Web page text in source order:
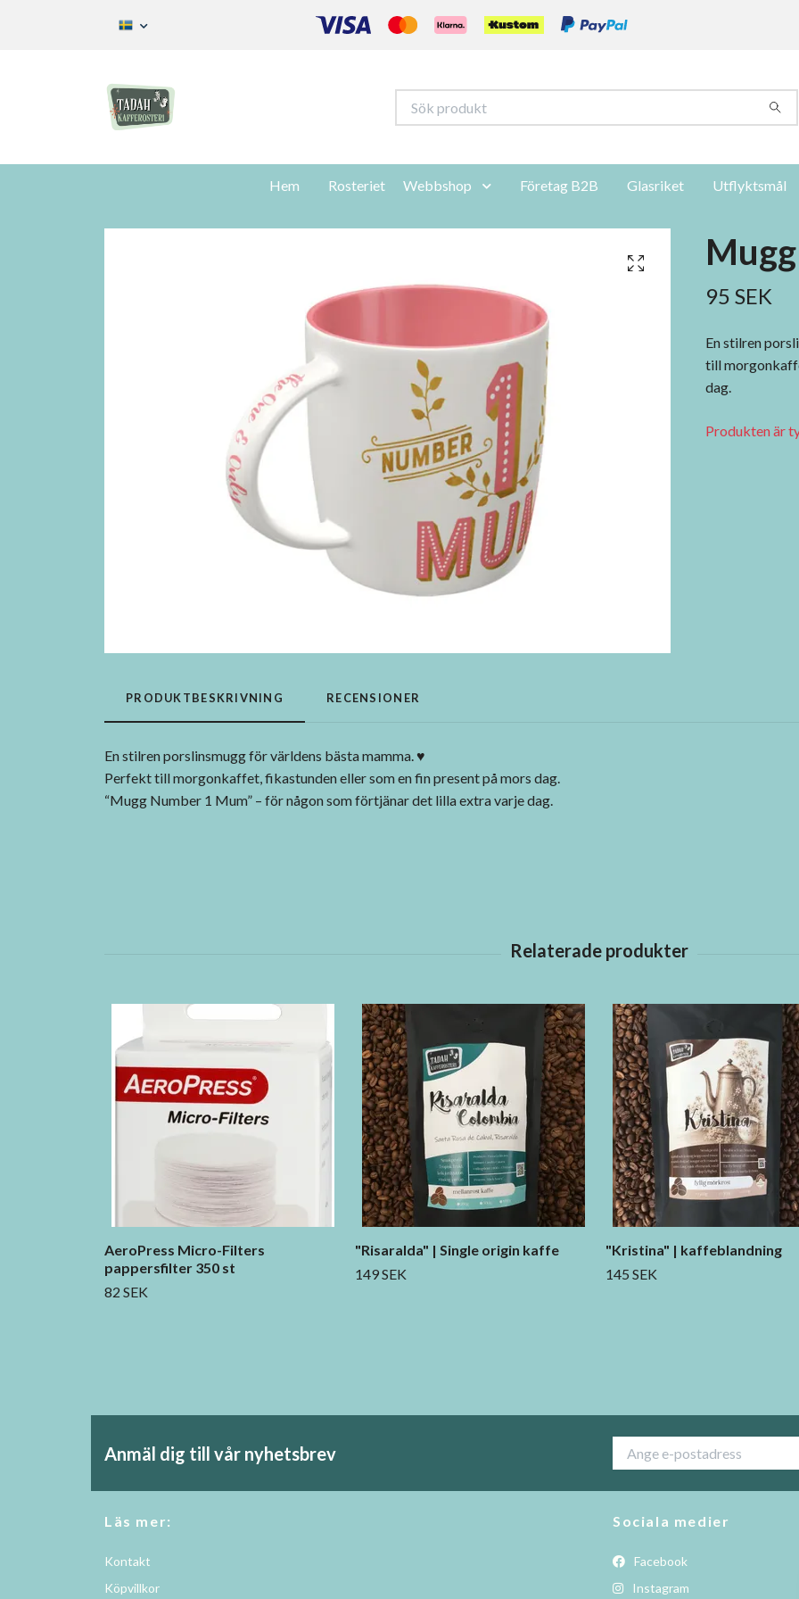
Hem Rosteriet Webbshop Företag B2B Glasriket Utflyktsmål
95 SEK
En stilren
till
dag.
Produkten är
PRODUKTBESKRIVNING RECENSIONER
En stilren porslinsmugg för världens bästa mamma. ♥
Perfekt till morgonkaffet, fikastunden eller som en fin present på mors dag.
“Mugg Number 1 Mum” – för någon som förtjänar det lilla extra varje dag.
AeroPress Micro-Filters
pappersfilter 350 st
82 SEK
"Risaralda" | Single origin kaffe
149 SEK
"Kristina" | kaffeblandning
145 SEK
Anmäl dig till vår nyhetsbrev
Läs mer:
Kontakt
Köpvillkor
Sociala medier
Facebook
Instagram